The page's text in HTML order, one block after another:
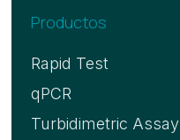
Productos
Rapid Test
qPCR
Turbidimetric Assay